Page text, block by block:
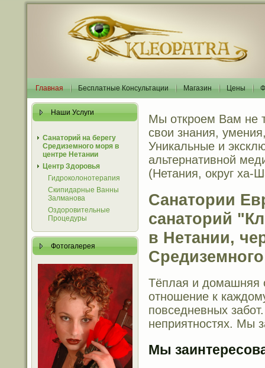
Главная Бесплатные Консультации Магазин Цены
Наши Услуги
Санаторий на берегу
Средиземного моря в
центре Нетании
Центр Здоровья
Гидроколонотерапия
Скипидарные Ванны
Залманова
Оздоровительные
Процедуры
Фотогалерея
Мы откроем Вам не
свои знания,
Уникальные и
альтернативной
(Нетания, округ ха-
Санатории
санаторий
в Нетании,
Тёплая и домашняя
отношение к
повседневных
неприятностях. Мы
Мы